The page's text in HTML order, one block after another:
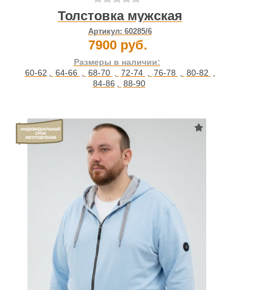
Толстовка мужская
Артикул: 60285/6
7900 руб.
Размеры в наличии:
60-62 , 64-66 , 68-70 , 72-74 , 76-78 , 80-82 ,
84-86 , 88-90